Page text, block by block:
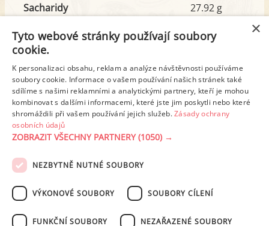
Sacharidy
z toho cukr
27.92 g
0.21 g
Tuk
z toho nas. mastné kyseliny
6.82 g
1.95 g
Detailní rozpis
PODMÍNKY UŽITÍ ZÁSADY OCHRANY OSOBNÍCH ÚDAJŮ
NASTAVENÍ COOKIES
×
Tyto webové stránky používají soubory
cookie.
K personalizaci obsahu, reklam a analýze návštěvnosti používáme
soubory cookie. Informace o vašem používání našich stránek také
sdílíme s našimi reklamními a analytickými partnery, kteří je mohou
kombinovat s dalšími informacemi, které jste jim poskytli nebo které
shromáždili při vašem používání jejich služeb.Zásady ochrany
osobních údajů
ZOBRAZIT VŠECHNY PARTNERY(1050) →
NEZBYTNĚ NUTNÉ SOUBORY
VÝKONOVÉ SOUBORY SOUBORY CÍLENÍ
FUNKČNÍ SOUBORY NEZAŘAZENÉ SOUBORY